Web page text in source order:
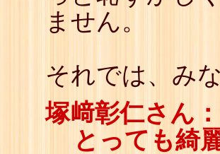
ません。
それでは、み
塚﨑彰仁さん：
とっても綺